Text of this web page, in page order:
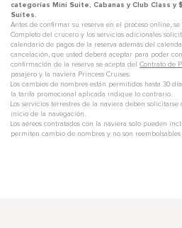
categorías Mini Suite, Cabanas y Club Class y
Suites.
Antes de confirmar su reserva en el proceso online,
Completo del crucero y los servicios adicionales
calendario de pagos de la reserva además del
cancelación, que usted deberá aceptar para poder
confirmación de la reserva se acepta del Contrato de
pasajero y la naviera Princess Cruises.
Los cambios de nombres están permitidos hasta 30
la tarifa promocional aplicada indique lo contrario.
Los servicios terrestres de la naviera deben
inicio de la navegación.
Los aéreos contratados con la naviera solo pueden
permiten cambio de nombres y no son reembolsables